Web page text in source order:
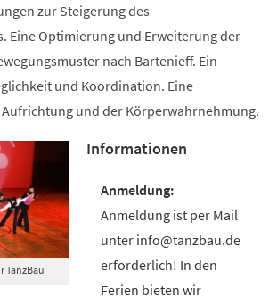
zur Steigerung des
Eine Optimierung und Erweiterung der
nach Bartenieff. Ein
und Koordination. Eine
und der Körperwahrnehmung.
TanzBau
Informationen
Anmeldung ist per Mail
unter info@tanzbau.de
erforderlich! In den
Ferien bieten wir